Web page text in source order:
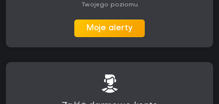
Twojego poziomu
Moje alerty